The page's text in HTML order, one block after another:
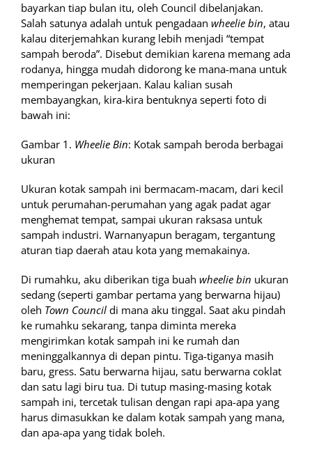
bayarkan tiap bulan itu, oleh Council dibelanjakan.
Salah satunya adalah untuk pengadaan wheelie bin, atau
kalau diterjemahkan kurang lebih menjadi “tempat
sampah beroda”. Disebut demikian karena memang ada
rodanya, hingga mudah didorong ke mana-mana untuk
memperingan pekerjaan. Kalau kalian susah
membayangkan, kira-kira bentuknya seperti foto di
bawah ini:
Gambar 1. Wheelie Bin: Kotak sampah beroda berbagai
ukuran
Ukuran kotak sampah ini bermacam-macam, dari kecil
untuk perumahan-perumahan yang agak padat agar
menghemat tempat, sampai ukuran raksasa untuk
sampah industri. Warnanyapun beragam, tergantung
aturan tiap daerah atau kota yang memakainya.
Di rumahku, aku diberikan tiga buah wheelie bin ukuran
sedang (seperti gambar pertama yang berwarna hijau)
oleh Town Council di mana aku tinggal. Saat aku pindah
ke rumahku sekarang, tanpa diminta mereka
mengirimkan kotak sampah ini ke rumah dan
meninggalkannya di depan pintu. Tiga-tiganya masih
baru, gress. Satu berwarna hijau, satu berwarna coklat
dan satu lagi biru tua. Di tutup masing-masing kotak
sampah ini, tercetak tulisan dengan rapi apa-apa yang
harus dimasukkan ke dalam kotak sampah yang mana,
dan apa-apa yang tidak boleh.